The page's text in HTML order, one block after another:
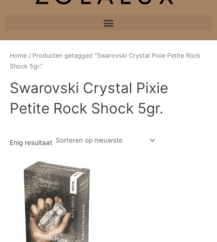
Home / Producten getagged “Swarovski Crystal Pixie Petite Rock
Shock 5gr.”
Swarovski Crystal Pixie
Petite Rock Shock 5gr.
Enig resultaat